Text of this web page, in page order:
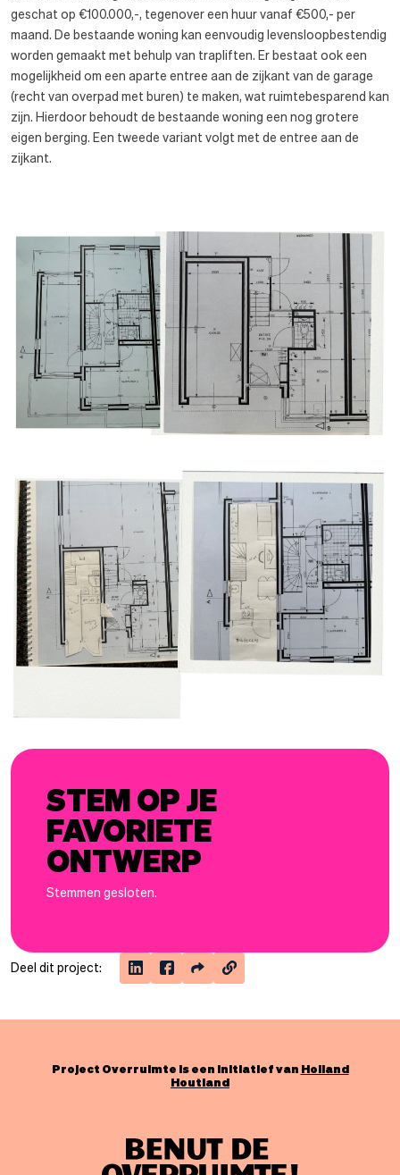
geschat op €100.000,-, tegenover een huur vanaf €500,- per
maand. De bestaande woning kan eenvoudig levensloopbestendig
worden gemaakt met behulp van trapliften. Er bestaat ook een
mogelijkheid om een aparte entree aan de zijkant van de garage
(recht van overpad met buren) te maken, wat ruimtebesparend kan
zijn. Hierdoor behoudt de bestaande woning een nog grotere
eigen berging. Een tweede variant volgt met de entree aan de
zijkant.
STEM OP JE
FAVORIETE
ONTWERP
Stemmen gesloten.
Deel dit project:
Project Overruimte is een initiatief van Holland
Houtland